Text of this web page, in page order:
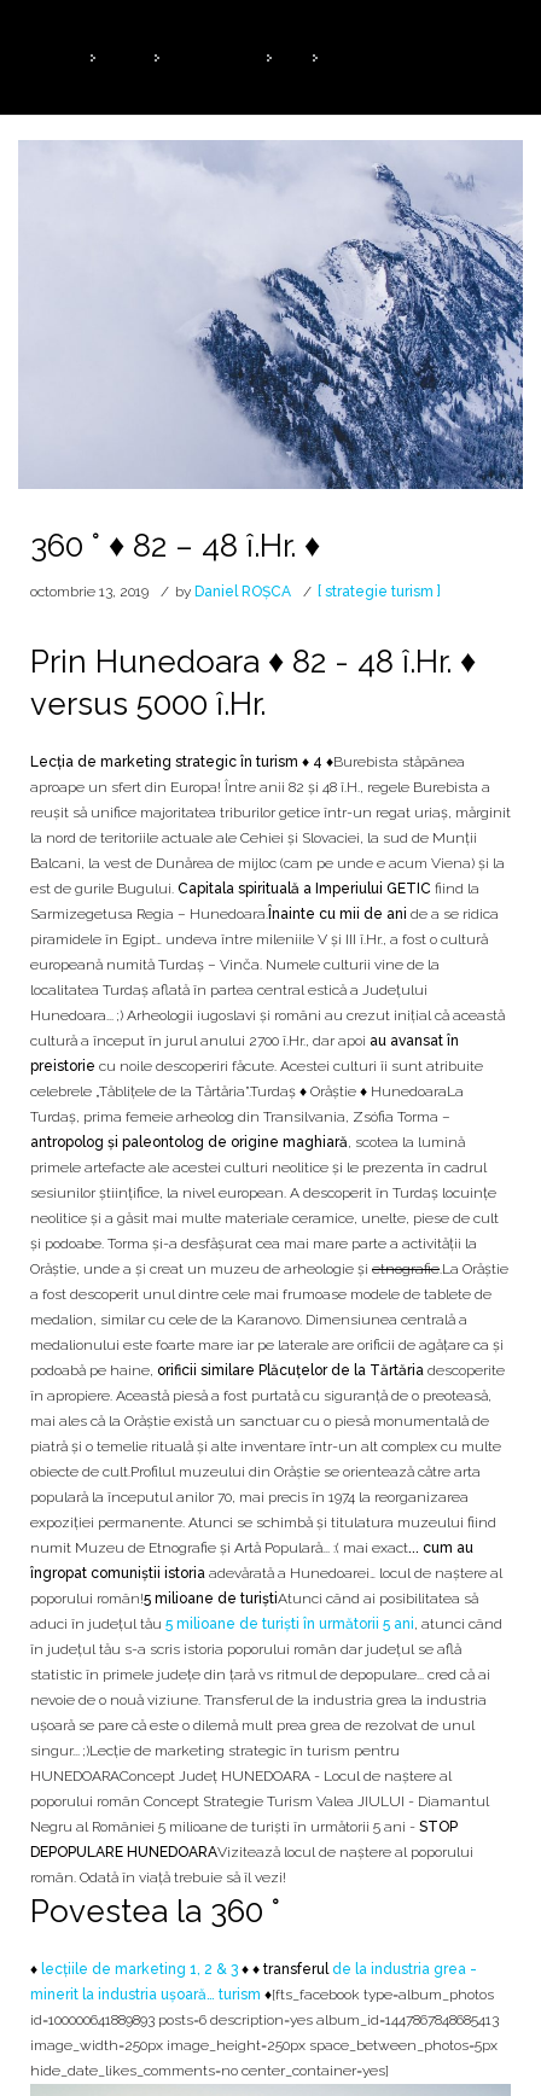
360 ° ♦ 82 – 48 î.Hr. ♦
octombrie 13, 2019 by Daniel ROȘCA [ strategie turism ]
Prin Hunedoara ♦ 82 - 48 î.Hr. ♦
versus 5000 î.Hr.
Lecția de marketing strategic în turism ♦ 4 ♦Burebista stăpânea
aproape un sfert din Europa! Între anii 82 şi 48 î.H., regele Burebista a
reuşit să unifice majoritatea triburilor getice într-un regat uriaş, mărginit
la nord de teritoriile actuale ale Cehiei şi Slovaciei, la sud de Munţii
Balcani, la vest de Dunărea de mijloc (cam pe unde e acum Viena) şi la
est de gurile Bugului. Capitala spirituală a Imperiului GETIC fiind la
Sarmizegetusa Regia – Hunedoara. Înainte cu mii de ani de a se ridica
piramidele în Egipt… undeva între mileniile V și III î.Hr., a fost o cultură
europeană numită Turdaș – Vinča. Numele culturii vine de la
localitatea Turdaș aflată în partea central estică a Județului
Hunedoara... ;) Arheologii iugoslavi și români au crezut inițial că această
cultură a început în jurul anului 2700 î.Hr., dar apoi au avansat în
preistorie cu noile descoperiri făcute. Acestei culturi îi sunt atribuite
celebrele „Tăblițele de la Tărtăria”.Turdaș ♦ Orăștie ♦ HunedoaraLa
Turdaș, prima femeie arheolog din Transilvania, Zsófia Torma –
antropolog și paleontolog de origine maghiară , scotea la lumină
primele artefacte ale acestei culturi neolitice și le prezenta în cadrul
sesiunilor științifice, la nivel european. A descoperit în Turdaș locuințe
neolitice și a găsit mai multe materiale ceramice, unelte, piese de cult
și podoabe. Torma și-a desfășurat cea mai mare parte a activității la
Orăștie, unde a și creat un muzeu de arheologie și etnografie .La Orăștie
a fost descoperit unul dintre cele mai frumoase modele de tablete de
medalion, similar cu cele de la Karanovo. Dimensiunea centrală a
medalionului este foarte mare iar pe laterale are orificii de agățare ca și
podoabă pe haine, orificii similare Plăcuțelor de la Tărtăria descoperite
în apropiere. Această piesă a fost purtată cu siguranță de o preoteasă,
mai ales că la Orăștie există un sanctuar cu o piesă monumentală de
piatră și o temelie rituală și alte inventare într-un alt complex cu multe
obiecte de cult.Profilul muzeului din Orăștie se orientează către arta
populară la începutul anilor 70, mai precis în 1974 la reorganizarea
expoziției permanente. Atunci se schimbă și titulatura muzeului fiind
numit Muzeu de Etnografie și Artă Populară... :( mai exact ... cum au
îngropat comuniștii istoria adevărată a Hunedoarei… locul de naștere al
poporului român!5 milioane de turiștiAtunci când ai posibilitatea să
aduci în județul tău 5 milioane de turiști în următorii 5 ani , atunci când
în județul tău s-a scris istoria poporului român dar județul se află
statistic în primele județe din țară vs ritmul de depopulare... cred că ai
nevoie de o nouă viziune. Transferul de la industria grea la industria
ușoară se pare că este o dilemă mult prea grea de rezolvat de unul
singur... ;)Lecție de marketing strategic în turism pentru
HUNEDOARAConcept Județ HUNEDOARA - Locul de naștere al
poporului român Concept Strategie Turism Valea JIULUI - Diamantul
Negru al României 5 milioane de turiști în următorii 5 ani - STOP
DEPOPULARE HUNEDOARAVizitează locul de naștere al poporului
român. Odată în viață trebuie să îl vezi!
Povestea la 360 °
♦ lecțiile de marketing 1, 2 & 3 ♦ ♦ transferul de la industria grea -
minerit la industria uşoară… turism ♦[fts_facebook type=album_photos
id=100000641889893 posts=6 description=yes album_id=1447867848685413
image_width=250px image_height=250px space_between_photos=5px
hide_date_likes_comments=no center_container=yes]